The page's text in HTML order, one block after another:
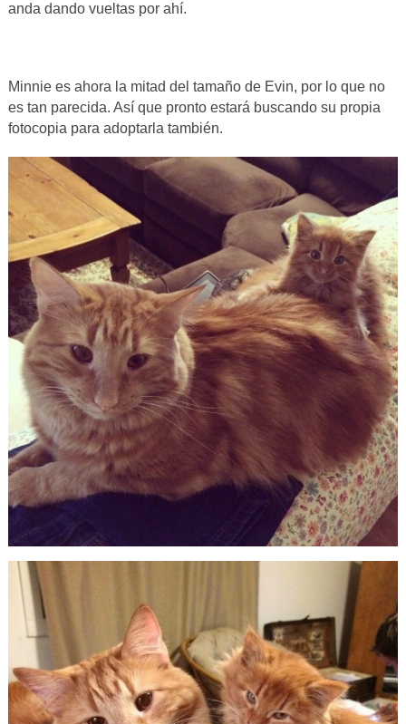
anda dando vueltas por ahí.
Minnie es ahora la mitad del tamaño de Evin, por lo que no
es tan parecida. Así que pronto estará buscando su propia
fotocopia para adoptarla también.